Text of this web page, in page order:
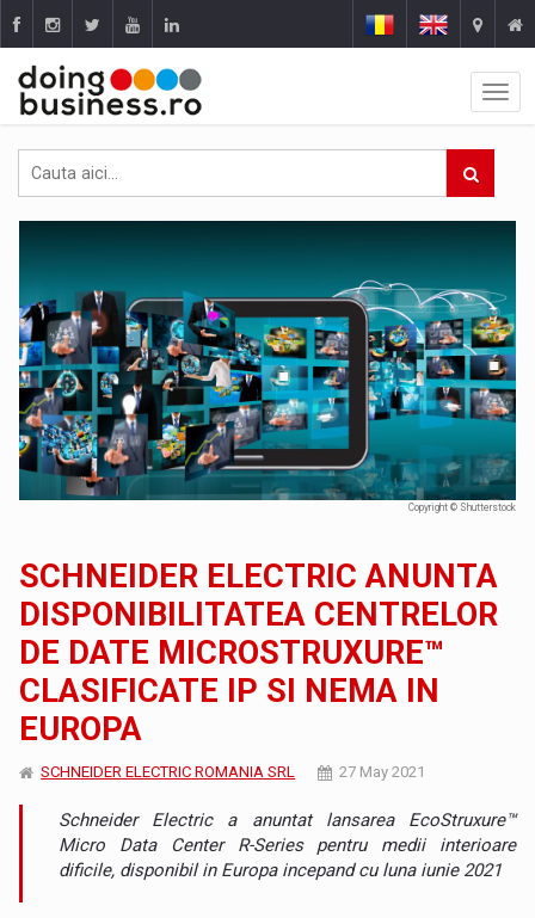
Copyright © Shutterstock
SCHNEIDER ELECTRIC ANUNTA
DISPONIBILITATEA CENTRELOR
DE DATE MICROSTRUXURE™
CLASIFICATE IP SI NEMA IN
EUROPA
SCHNEIDER ELECTRIC ROMANIA SRL 27 May 2021
Schneider Electric a anuntat lansarea EcoStruxure™
Micro Data Center R-Series pentru medii interioare
dificile, disponibil in Europa incepand cu luna iunie 2021